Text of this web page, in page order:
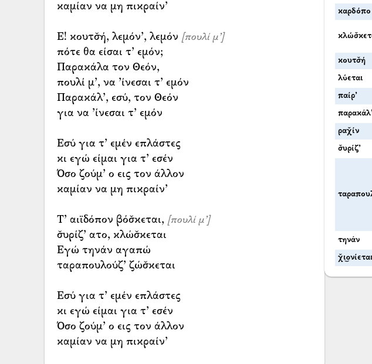
καμίαν να μη πικραίν’
Ε! κουτσ̌ή, λεμόν’, λεμόν [πουλί μ’]
πότε θα είσαι τ’ εμόν;
Παρακάλα τον Θεόν,
πουλί μ’, να ’ίνεσαι τ’ εμόν
Παρακάλ’, εσύ, τον Θεόν
για να ’ίνεσαι τ’ εμόν
Εσύ για τ’ εμέν επλάστες
κι εγώ είμαι για τ’ εσέν
Όσο ζούμ’ ο εις τον άλλον
καμίαν να μη πικραίν’
Τ’ αιϊδόπον βόσ̌κεται, [πουλί μ’]
σ̌υρίζ’ ατο, κλώσ̌κεται
Εγώ τηνάν αγαπώ
ταραπουλούζ’ ζώσ̌κεται
Εσύ για τ’ εμέν επλάστες
κι εγώ είμαι για τ’ εσέν
Όσο ζούμ’ ο εις τον άλλον
καμίαν να μη πικραίν’
καρδόπο
κουτσ̌ή
λύεται
παίρ’
ραχ̌ίν
σ̌υρίζ’
τηνάν
χ̌ι͜ονίεται